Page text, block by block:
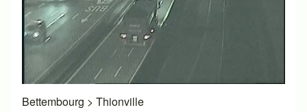
Bettembourg > Thionville